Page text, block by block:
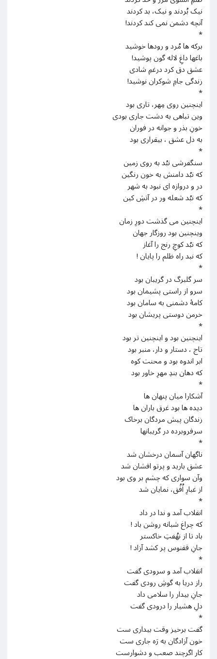
نیک بُردند و نیک، بد کردند
آنچه دشمن نمی کند کردند!
*
برکه ها مُرد و رودها خوشید
باغها داغِ لاله گون پوشید!
عشق دق کرد درغمِ شادی
زندگی جامِ شوکران نوشید!
*
اینچنین روی مِهر، تاری بود
وین تباهی به دشت جاری بودی
خونِ بذر و جوانه در فوران
به دل عشق ، بیقراری بود
*
سنگفرشی نبُد به روی زمین
که نبُد دامنش به خون رنگین
در و دروازه ای نبود به شهر
که نبُد شعله ور در آتشِ کین
*
اینچنین می گذشت دورِ زمان
وینچنین بود روزگار جهان
که نبُد کوچِ رنج را آغاز
که نبد راه ظلم را پایان !
*
سر گلبرگ در گریبان بود
سرو از راستی پشیمان بود
کامۀ دشمنی به سامان بود
خرمن دوستی پریشان بود
*
اینچنین بود و اینچنین تر بود
تاج ، دستار و دار، منبر بود
ابر اندوه بود و محنت کوه
که دهان بندِ مهرِ خاور بود
*
آشکارا میان پنهان ها
دیده ها بود غرق باران ها
زندگان پیش مردگان برخاک
سرفروبرده در گریبانها
*
ناگهان آسمان درخشان شد
عشق بارید و پرتو افشان شد
وآن سواری که چشم بر وی بود
از غبارِ اُفُق، نمایان شد
*
انقلاب آمد و ندا در داد
که چراغ شبانه روشن باد !
باد تا از نهُفتِ خاکستر
جانِ ققنوس پر کشد آزاد !
*
انقلاب آمد و سرودی گفت
راز دریا به گوشِ رودی گفت
جانِ بیدار را سلامی داد
دلِ هشیار را درودی گفت
*
گفت برخیز وقت بیداری ست
خون آزادگان به رَه جاری ست
کار اگرچند صعب و دشوارست